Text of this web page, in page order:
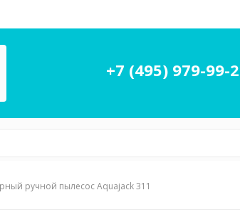
+7 (495) 979-99-
СПА
ручной пылесос Aquajack 311